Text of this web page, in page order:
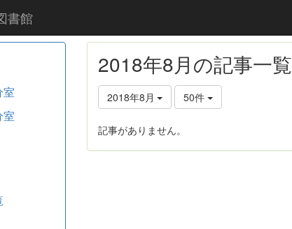
書館
2018年8月の記事一覧
2018年8月 50件
記事がありません。
室
室